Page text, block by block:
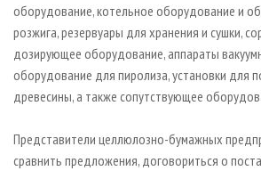
оборудование, котельное оборудование и
розжига, резервуары для хранения и сушки,
дозирующее оборудование, аппараты
оборудование для пиролиза, установки для
древесины, а также сопутствующее
Представители целлюлозно-бумажных
сравнить предложения, договориться о